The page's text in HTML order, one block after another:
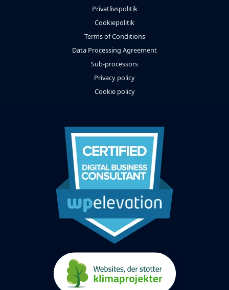
Privatlivspolitik
Cookiepolitik
Terms of Conditions
Data Processing Agreement
Sub-processors
Privacy policy
Cookie policy